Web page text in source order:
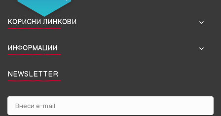
КОРИСНИ ЛИНКОВИ
ИНФОРМАЦИИ
NEWSLETTER